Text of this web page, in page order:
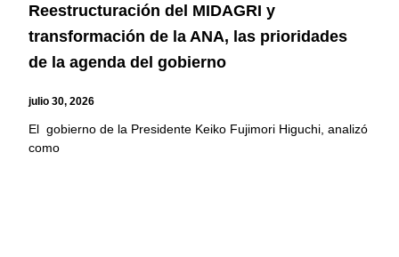
Reestructuración del MIDAGRI y
transformación de la ANA, las prioridades
de la agenda del gobierno
julio 30, 2026
El gobierno de la Presidente Keiko Fujimori Higuchi, analizó
como